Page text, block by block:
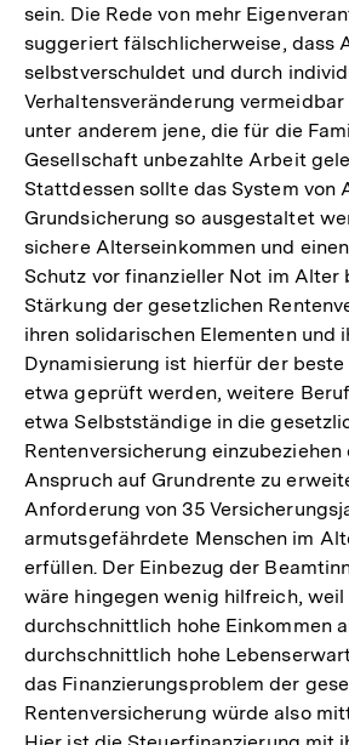
sein. Die Rede von mehr
suggeriert fälschlicherweise, dass
selbstverschuldet und durch
Verhaltensveränderung
unter anderem jene, die für die
Gesellschaft unbezahlte Arbeit
Stattdessen sollte das System von
Grundsicherung so ausgestaltet
sichere Alterseinkommen und
Schutz vor finanzieller Not im Alter
Stärkung der gesetzlichen
ihren solidarischen Elementen und
Dynamisierung ist hierfür der beste
etwa geprüft werden, weitere
etwa Selbstständige in die
Rentenversicherung einzubeziehen
Anspruch auf Grundrente zu
Anforderung von 35
armutsgefährdete Menschen im
erfüllen. Der Einbezug der
wäre hingegen wenig hilfreich, weil
durchschnittlich hohe Einkommen
durchschnittlich hohe
das Finanzierungsproblem der
Rentenversicherung würde also